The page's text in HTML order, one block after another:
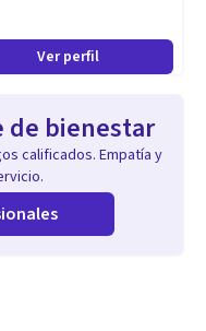
Ver perfil
de bienestar
calificados. Empatía y